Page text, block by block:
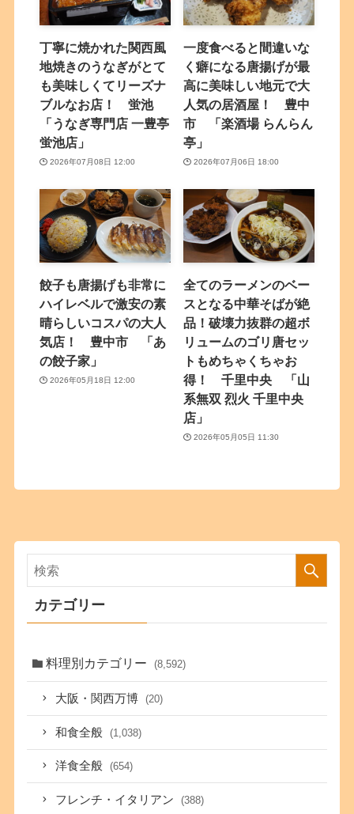
丁寧に焼かれた関西風
地焼きのうなぎがとて
も美味しくてリーズナ
ブルなお店！ 蛍池
「うなぎ専門店 一豊亭
蛍池店」
2026年07月08日 12:00
一度食べると間違いな
く癖になる唐揚げが最
高に美味しい地元で大
人気の居酒屋！ 豊中
市 「楽酒場 らんらん
亭」
2026年07月06日 18:00
餃子も唐揚げも非常に
ハイレベルで激安の素
晴らしいコスパの大人
気店！ 豊中市 「あ
の餃子家」
2026年05月18日 12:00
全てのラーメンのベー
スとなる中華そばが絶
品！破壊力抜群の超ボ
リュームのゴリ唐セッ
トもめちゃくちゃお
得！ 千里中央 「山
系無双 烈火 千里中央
店」
2026年05月05日 11:30
カテゴリー
料理別カテゴリー (8,592)
大阪・関西万博 (20)
和食全般 (1,038)
洋食全般 (654)
フレンチ・イタリアン (388)